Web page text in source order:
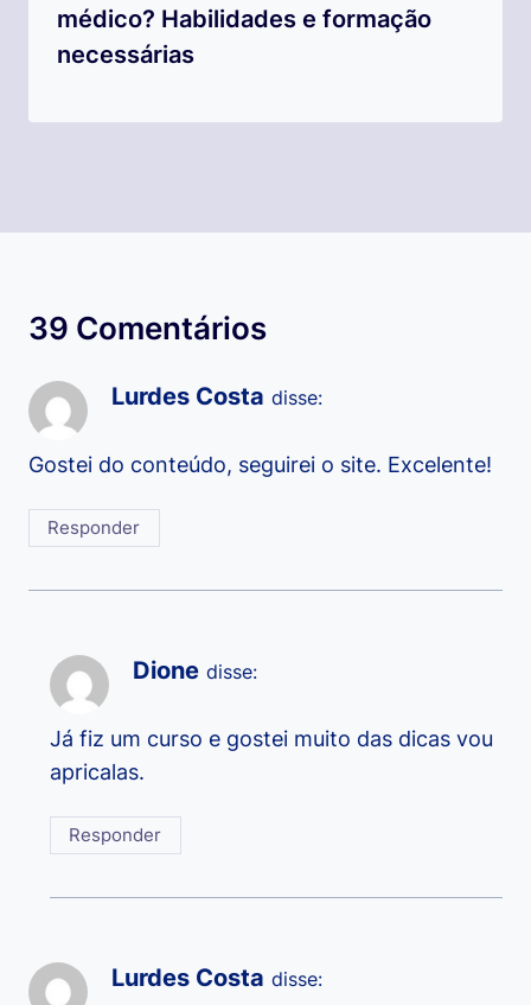
médico? Habilidades e formação
necessárias
39 Comentários
Lurdes Costa disse:
Gostei do conteúdo, seguirei o site. Excelente!
Responder
Dione disse:
Já fiz um curso e gostei muito das dicas vou
apricalas.
Responder
Lurdes Costa disse: